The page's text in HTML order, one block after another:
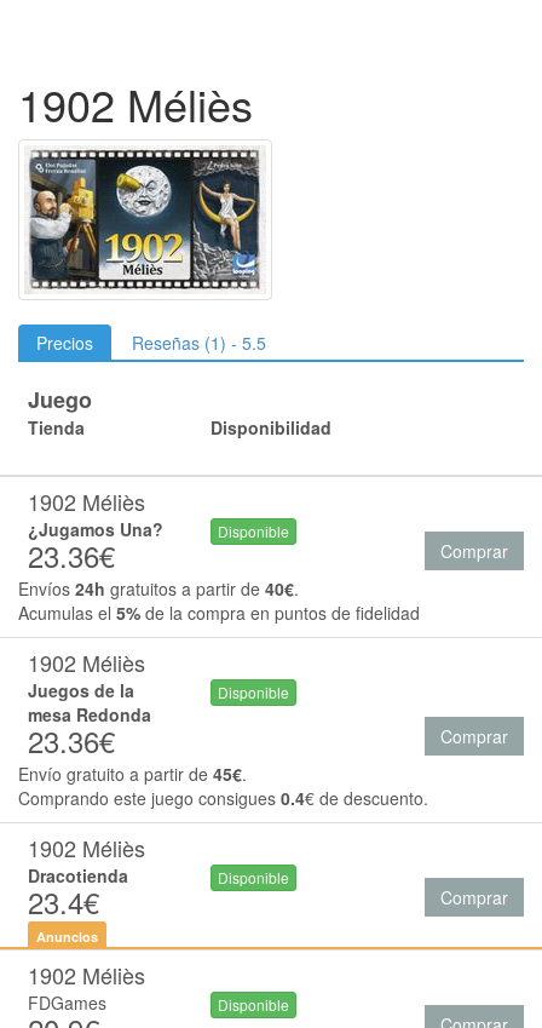
1902 Méliès
Precios Reseñas (1) - 5.5
Juego
Tienda Disponibilidad
1902 Méliès
¿Jugamos Una?
23.36€
Disponible
Comprar
Envíos 24h gratuitos a partir de 40€.
Acumulas el 5% de la compra en puntos de fidelidad
1902 Méliès
Juegos de la
mesa Redonda
23.36€
Disponible
Comprar
Envío gratuito a partir de 45€.
Comprando este juego consigues 0.4€ de descuento.
1902 Méliès
Dracotienda
23.4€
Disponible
Comprar
Anuncios
1902 Méliès
FDGames Disponible